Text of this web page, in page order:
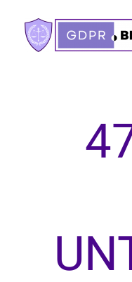
content